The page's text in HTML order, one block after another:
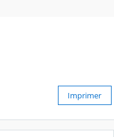
Imprimer